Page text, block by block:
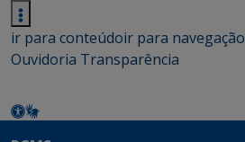
ir para conteúdoir para navegação
Ouvidoria Transparência